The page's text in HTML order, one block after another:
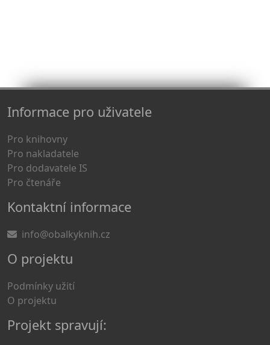
Informace pro uživatele
Pro knihovny
Pro nakladatele
Pro dodavatele IS
Pro čtenáře
Kontaktní informace
info@obalkyknih.cz
O projektu
Podmínky užití
O projektu
Projekt spravují: